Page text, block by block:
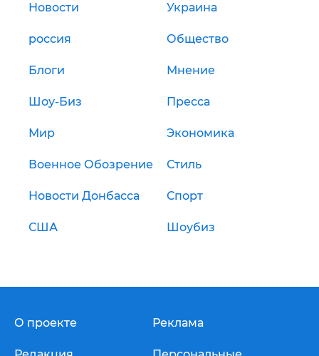
Новости Украина
россия Общество
Блоги Мнение
Шоу-Биз Пресса
Мир Экономика
Военное Обозрение Стиль
Новости Донбасса Спорт
США Шоубиз
О проекте Реклама